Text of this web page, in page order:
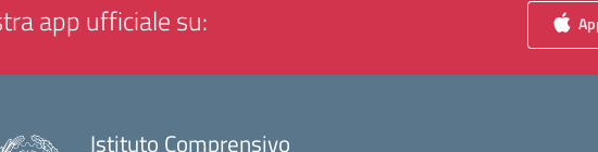
app ufficiale su:
Istituto Comprensivo